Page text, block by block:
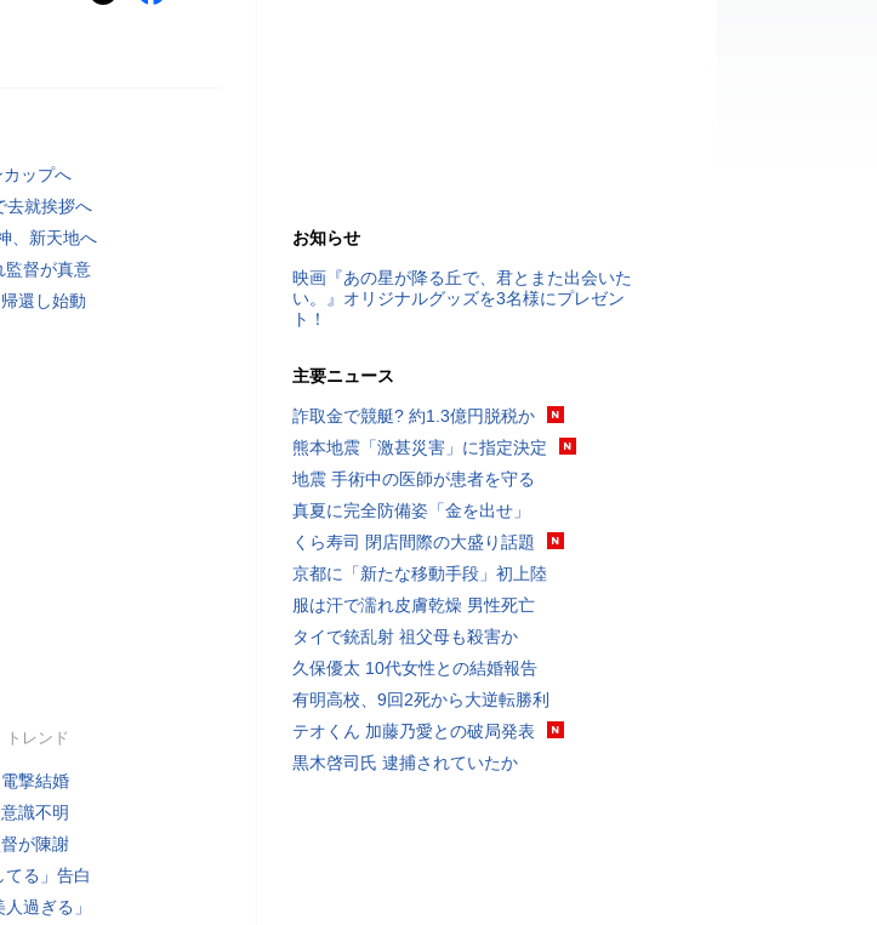
ップへ
去就挨拶へ
、新天地へ
監督が真意
還し始動
トレンド
撃結婚
識不明
が陳謝
る」告白
過ぎる」
お知らせ
映画『あの星が降る丘で、君とまた出会いた
い。』オリジナルグッズを3名様にプレゼン
ト！
主要ニュース
詐取金で競艇? 約1.3億円脱税か
熊本地震「激甚災害」に指定決定
地震 手術中の医師が患者を守る
真夏に完全防備姿「金を出せ」
くら寿司 閉店間際の大盛り話題
京都に「新たな移動手段」初上陸
服は汗で濡れ皮膚乾燥 男性死亡
タイで銃乱射 祖父母も殺害か
久保優太 10代女性との結婚報告
有明高校、9回2死から大逆転勝利
テオくん 加藤乃愛との破局発表
黒木啓司氏 逮捕されていたか